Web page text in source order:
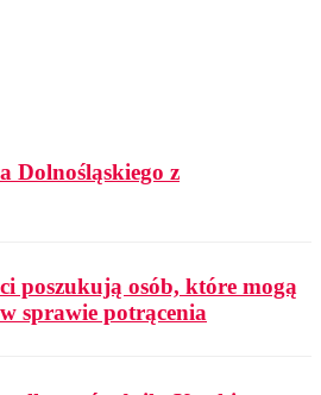
Dolnośląskiego z
poszukują osób, które mogą
sprawie potrącenia